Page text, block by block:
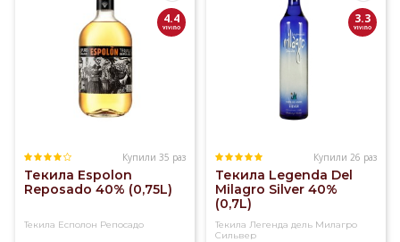
4.4
Купили 35 раз
Текила Espolon
Reposado 40% (0,75L)
Текила Есполон Репосадо
3.3
Купили 26 раз
Текила Legenda Del
Milagro Silver 40%
(0,7L)
Текила Легенда дель Милагро
Сильвер